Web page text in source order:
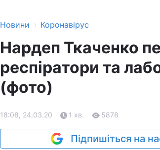
Новини › Коронавірус
Нардеп Ткаченко
респіратори та
(фото)
18:08, 24.03.20 1 хв. 5878
Підпишіться на